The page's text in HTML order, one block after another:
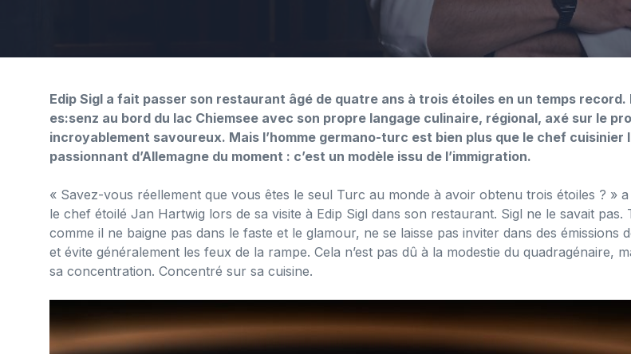
Edip Sigl a fait passer son restaurant âgé de quatre ans à trois étoiles en un temps record.
es:senz au bord du lac Chiemsee avec son propre langage culinaire, régional, axé sur le
incroyablement savoureux. Mais l’homme germano-turc est bien plus que le chef cuisinier
passionnant d’Allemagne du moment : c’est un modèle issu de l’immigration.
« Savez-vous réellement que vous êtes le seul Turc au monde à avoir obtenu trois étoiles ? » a
le chef étoilé Jan Hartwig lors de sa visite à Edip Sigl dans son restaurant. Sigl ne le savait pas.
comme il ne baigne pas dans le faste et le glamour, ne se laisse pas inviter dans des émissions
et évite généralement les feux de la rampe. Cela n’est pas dû à la modestie du quadragénaire,
sa concentration. Concentré sur sa cuisine.